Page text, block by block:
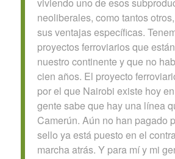
neoliberales, como tantos
sus ventajas específicas.
proyectos ferroviarios que
nuestro continente y que no
cien años. El proyecto
por el que Nairobi existe hoy
gente sabe que hay una línea
Camerún. Aún no han pagado
sello ya está puesto en el
marcha atrás. Y para mí y mi